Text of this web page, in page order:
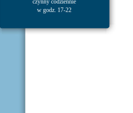
czynny codziennie
w godz. 17-22